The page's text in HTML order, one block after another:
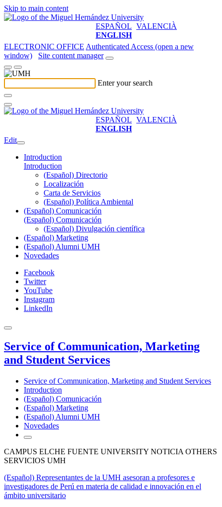
Skip to main content
ESPAÑOL VALENCIÀ
ENGLISH
ELECTRONIC OFFICE Authenticated Access (open a new
window)
Site content manager
Enter your search
ESPAÑOL VALENCIÀ
ENGLISH
Edit
Introduction
Introduction
(Español) Directorio
Localización
Carta de Servicios
(Español) Política Ambiental
(Español) Comunicación
(Español) Comunicación
(Español) Divulgación científica
(Español) Marketing
(Español) Alumni UMH
Novedades
Facebook
Twitter
YouTube
Instagram
LinkedIn
Service of Communication, Marketing
and Student Services
Service of Communication, Marketing and Student Services
Introduction
(Español) Comunicación
(Español) Marketing
(Español) Alumni UMH
Novedades
CAMPUS ELCHE FUENTE UNIVERSITY NOTICIA OTHERS
SERVICIOS UMH
(Español) Representantes de la UMH asesoran a profesores e
investigadores de Perú en materia de calidad e innovación en el
ámbito universitario